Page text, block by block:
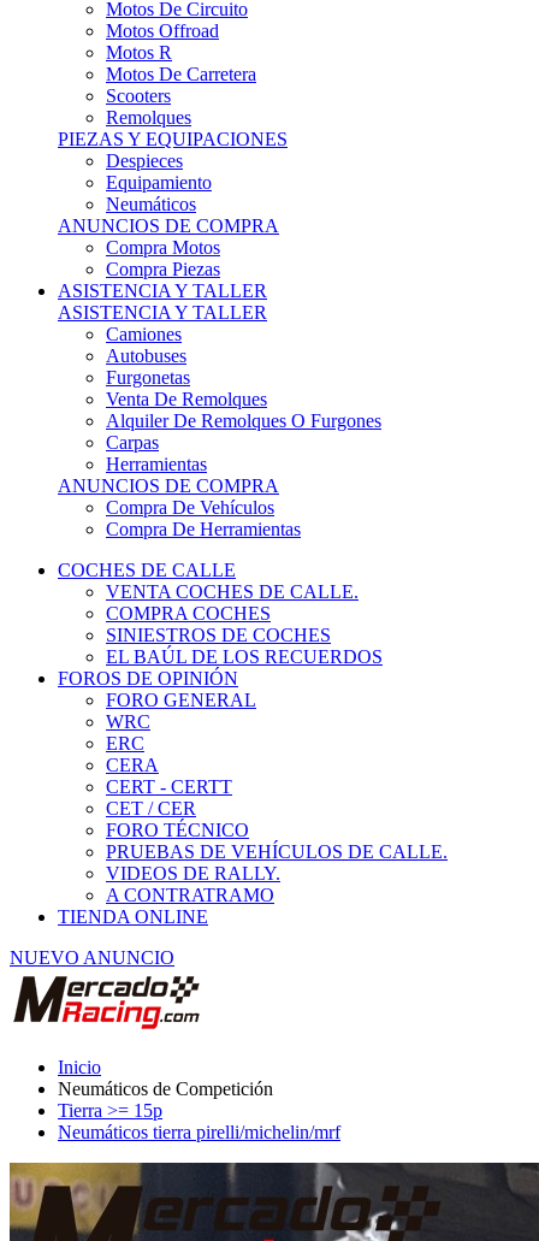
Motos R
Motos De Carretera
Scooters
Remolques
PIEZAS Y EQUIPACIONES
Despieces
Equipamiento
Neumáticos
ANUNCIOS DE COMPRA
Compra Motos
Compra Piezas
ASISTENCIA Y TALLER
ASISTENCIA Y TALLER
Camiones
Autobuses
Furgonetas
Venta De Remolques
Alquiler De Remolques O Furgones
Carpas
Herramientas
ANUNCIOS DE COMPRA
Compra De Vehículos
Compra De Herramientas
COCHES DE CALLE
VENTA COCHES DE CALLE.
COMPRA COCHES
SINIESTROS DE COCHES
EL BAÚL DE LOS RECUERDOS
FOROS DE OPINIÓN
FORO GENERAL
WRC
ERC
CERA
CERT - CERTT
CET / CER
FORO TÉCNICO
PRUEBAS DE VEHÍCULOS DE CALLE.
VIDEOS DE RALLY.
A CONTRATRAMO
TIENDA ONLINE
NUEVO ANUNCIO
Neumáticos de Competición
Tierra >= 15p
Neumáticos tierra pirelli/michelin/mrf